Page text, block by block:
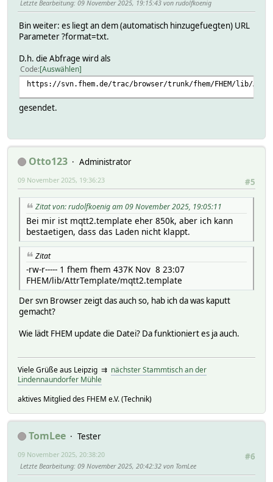
Letzte Bearbeitung: 09 November 2025, 19:15:43 von rudolfkoenig
Bin weiter: es liegt an dem (automatisch hinzugefuegten) URL
Parameter ?format=txt.
D.h. die Abfrage wird als
Code Auswählen
https://svn.fhem.de/trac/browser/trunk/fhem/FHEM/lib/
gesendet.
Otto123
Administrator
#5
09 November 2025, 19:36:23
Zitat von: rudolfkoenig am 09 November 2025, 19:05:11
Bei mir ist mqtt2.template eher 850k, aber ich kann
bestaetigen, dass das Laden nicht klappt.
Zitat
-rw-r----- 1 fhem fhem 437K Nov 8 23:07
FHEM/lib/AttrTemplate/mqtt2.template
Der svn Browser zeigt das auch so, hab ich da was kaputt
gemacht?
Wie lädt FHEM update die Datei? Da funktioniert es ja auch.
Viele Grüße aus Leipzig ⇉ nächster Stammtisch an der
Lindennaundorfer Mühle
aktives Mitglied des FHEM e.V. (Technik)
TomLee
Tester
#6
09 November 2025, 20:38:20
Letzte Bearbeitung: 09 November 2025, 20:42:32 von TomLee